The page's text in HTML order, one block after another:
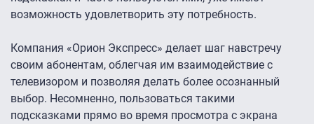
возможность удовлетворить эту потребность.
Компания «Орион Экспресс» делает шаг навстречу
своим абонентам, облегчая им взаимодействие с
телевизором и позволяя делать более осознанный
выбор. Несомненно, пользоваться такими
подсказками прямо во время просмотра с экрана